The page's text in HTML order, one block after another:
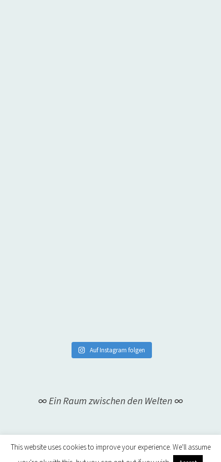
Auf Instagram folgen
∞ Ein Raum zwischen den Welten ∞
This website uses cookies to improve your experience. We'll assume